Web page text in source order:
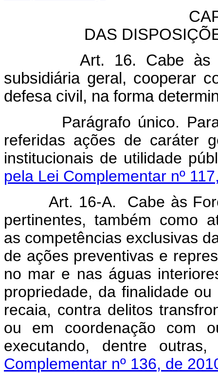
DAS
Art. 16. Cabe às
subsidiária geral, cooperar
defesa civil, na forma
Parágrafo único. Para
referidas ações de caráter
institucionais de utilidade
pela Lei Complementar nº
Art. 16-A. Cabe às
pertinentes, também como
as competências exclusivas
de ações preventivas e
no mar e nas águas
propriedade, da finalidade
recaia, contra delitos
ou em coordenação com
executando, dentre
Complementar nº 136, de